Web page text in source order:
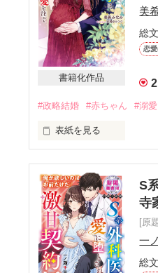
しかし祥吾にバレてし
二人の想いは交錯して行
立花沙耶香　27歳　×
2021.3.5  〜　2021.3.8
※　「身代わり婚」「
そちらを読んで頂かなく
うたこさんのきゅうか
※７月９日にベリーズ文
ちらもお楽しみいただ
⭐︎華麗なる結婚シリーズ⭐︎
Story1　身代わり婚の甘
書籍化作品
美
総
恋
#政略結婚 #赤ちゃん #溺愛
表紙を見る
「わかっています」
きちんと立場をわきま
「後悔するぞ」
そう言いながら、私に
愛せないのなら、優し
S
寺
[原
一
総